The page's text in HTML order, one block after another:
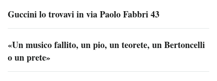
Guccini lo trovavi in via Paolo Fabbri 43
«Un musico fallito, un pio, un teorete, un Bertoncelli
o un prete»